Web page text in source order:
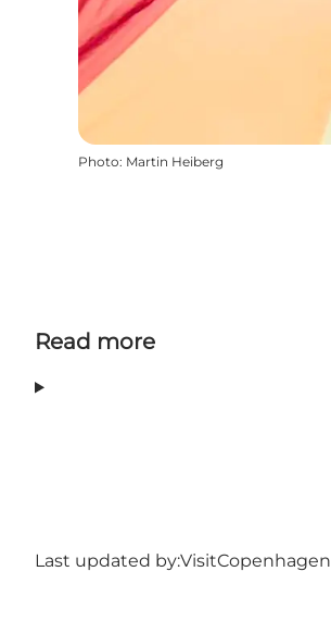
Photo: Martin Heiberg
Read more
Last updated by:VisitCopenhagen